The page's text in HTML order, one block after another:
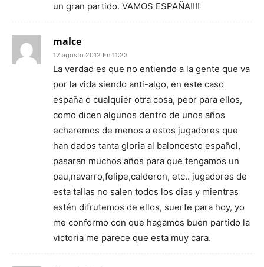
un gran partido. VAMOS ESPAÑA!!!!
malce
12 agosto 2012 En 11:23
La verdad es que no entiendo a la gente que va
por la vida siendo anti-algo, en este caso
españa o cualquier otra cosa, peor para ellos,
como dicen algunos dentro de unos años
echaremos de menos a estos jugadores que
han dados tanta gloria al baloncesto español,
pasaran muchos años para que tengamos un
pau,navarro,felipe,calderon, etc.. jugadores de
esta tallas no salen todos los dias y mientras
estén difrutemos de ellos, suerte para hoy, yo
me conformo con que hagamos buen partido la
victoria me parece que esta muy cara.